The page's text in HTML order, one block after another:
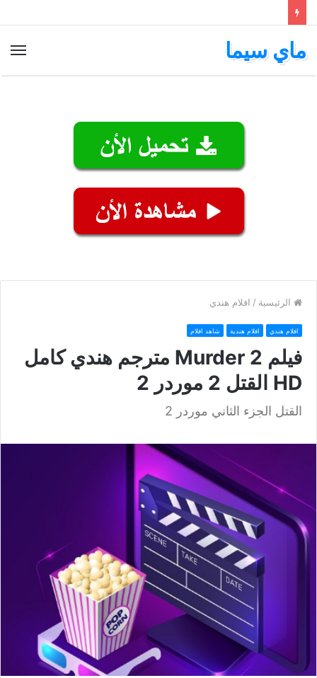
ماي سيما
الرئيسية / افلام هندي
افلام هندي افلام هندية شاهد افلام
فيلم Murder 2 مترجم هندي كامل
HD القتل 2 موردر 2
القتل الجزء الثاني موردر 2